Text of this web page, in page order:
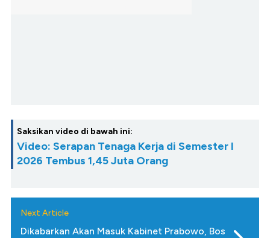
Saksikan video di bawah ini:
Video: Serapan Tenaga Kerja di Semester I
2026 Tembus 1,45 Juta Orang
Next Article
Dikabarkan Akan Masuk Kabinet Prabowo, Bos